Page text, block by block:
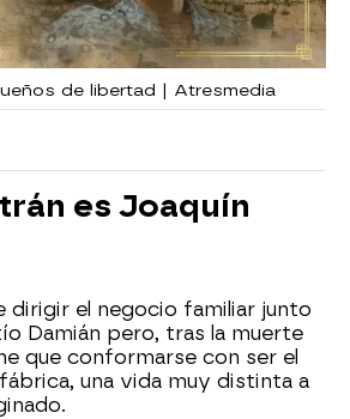
de libertad | Atresmedia
es Joaquín
dirigir el negocio familiar junto
Damián pero, tras la muerte
que conformarse con ser el
una vida muy distinta a